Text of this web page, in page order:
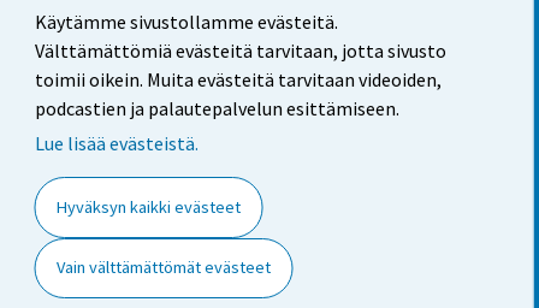
Käytämme sivustollamme evästeitä.
Välttämättömiä evästeitä tarvitaan, jotta sivusto
toimii oikein. Muita evästeitä tarvitaan videoiden,
podcastien ja palautepalvelun esittämiseen.
Lue lisää evästeistä.
Hyväksyn kaikki evästeet
Vain välttämättömät evästeet
Palaute
Käyttöehdot
Saavutettavuus
Tietoa sivustosta
Evästeasetukset